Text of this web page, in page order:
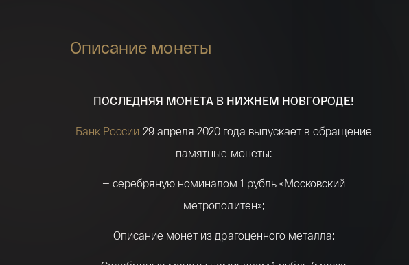
Описание монеты
ПОСЛЕДНЯЯ МОНЕТА В НИЖНЕМ НОВГОРОДЕ!
Банк России 29 апреля 2020 года выпускает в обращение
памятные монеты:
— серебряную номиналом 1 рубль «Московский
метрополитен»;
Описание монет из драгоценного металла: